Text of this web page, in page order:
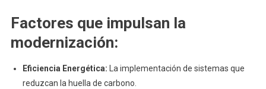
Factores que impulsan la
modernización:
Eficiencia Energética: La implementación de sistemas que
reduzcan la huella de carbono.